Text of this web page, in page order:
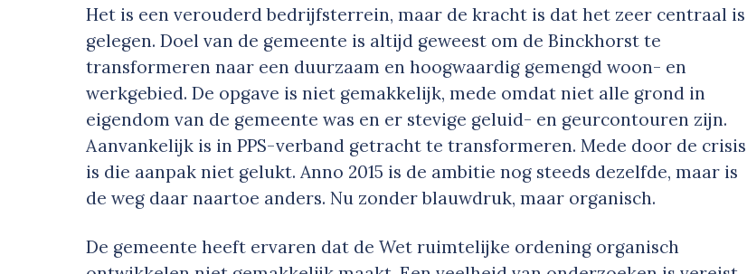
Het is een verouderd bedrijfsterrein, maar de kracht is dat het zeer centraal is
gelegen. Doel van de gemeente is altijd geweest om de Binckhorst te
transformeren naar een duurzaam en hoogwaardig gemengd woon- en
werkgebied. De opgave is niet gemakkelijk, mede omdat niet alle grond in
eigendom van de gemeente was en er stevige geluid- en geurcontouren zijn.
Aanvankelijk is in PPS-verband getracht te transformeren. Mede door de crisis
is die aanpak niet gelukt. Anno 2015 is de ambitie nog steeds dezelfde, maar is
de weg daar naartoe anders. Nu zonder blauwdruk, maar organisch.
De gemeente heeft ervaren dat de Wet ruimtelijke ordening organisch